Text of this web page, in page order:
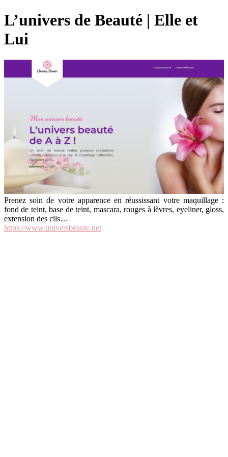
L’univers de Beauté | Elle et
Lui
Prenez soin de votre apparence en réussissant votre maquillage :
fond de teint, base de teint, mascara, rouges à lèvres, eyeliner, gloss,
extension des cils…
https://www.universbeaute.net